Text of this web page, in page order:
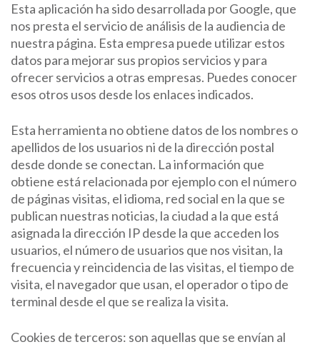
Esta aplicación ha sido desarrollada por Google, que
nos presta el servicio de análisis de la audiencia de
nuestra página. Esta empresa puede utilizar estos
datos para mejorar sus propios servicios y para
ofrecer servicios a otras empresas. Puedes conocer
esos otros usos desde los enlaces indicados.
Esta herramienta no obtiene datos de los nombres o
apellidos de los usuarios ni de la dirección postal
desde donde se conectan. La información que
obtiene está relacionada por ejemplo con el número
de páginas visitas, el idioma, red social en la que se
publican nuestras noticias, la ciudad a la que está
asignada la dirección IP desde la que acceden los
usuarios, el número de usuarios que nos visitan, la
frecuencia y reincidencia de las visitas, el tiempo de
visita, el navegador que usan, el operador o tipo de
terminal desde el que se realiza la visita.
Cookies de terceros: son aquellas que se envían al